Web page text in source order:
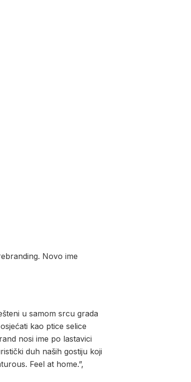
Novo ime
u samom srcu grada
kao ptice selice
nosi ime po lastavici
duh naših gostiju koji
Feel at home.”,